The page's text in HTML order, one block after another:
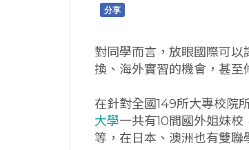
分享
對同學而言，放眼國際可
換、海外實習的機會，甚至
在針對全國149所大專校院
大學一共有10間國外姐妹
等，在日本、澳洲也有雙聯